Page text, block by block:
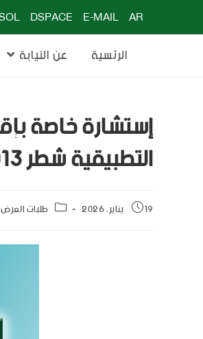
AR
E-MAIL
DSPACE
الرئسية عن النيابة
إستشارة خاصة
التطبيقية شطر 2013
19 يناير، 2026 طلبات